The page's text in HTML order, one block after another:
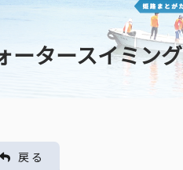
ータースイミング
戻 る